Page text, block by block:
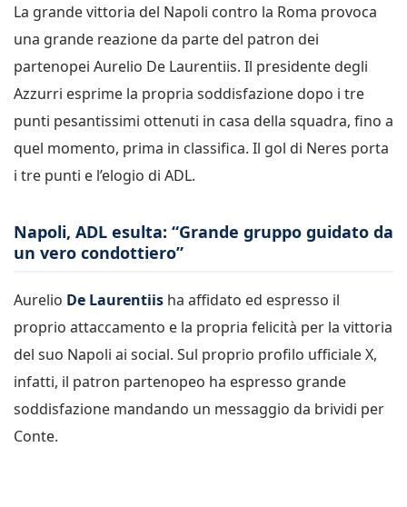
La grande vittoria del Napoli contro la Roma provoca
una grande reazione da parte del patron dei
partenopei Aurelio De Laurentiis. Il presidente degli
Azzurri esprime la propria soddisfazione dopo i tre
punti pesantissimi ottenuti in casa della squadra, fino a
quel momento, prima in classifica. Il gol di Neres porta
i tre punti e l’elogio di ADL.
Napoli, ADL esulta: “Grande gruppo guidato da
un vero condottiero”
Aurelio De Laurentiis ha affidato ed espresso il
proprio attaccamento e la propria felicità per la vittoria
del suo Napoli ai social. Sul proprio profilo ufficiale X,
infatti, il patron partenopeo ha espresso grande
soddisfazione mandando un messaggio da brividi per
Conte.